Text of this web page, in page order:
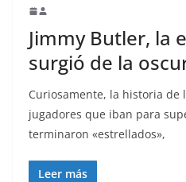
Jimmy Butler, la
surgió de la
Curiosamente, la historia de
jugadores que iban para
terminaron «estrellados»,
Leer más